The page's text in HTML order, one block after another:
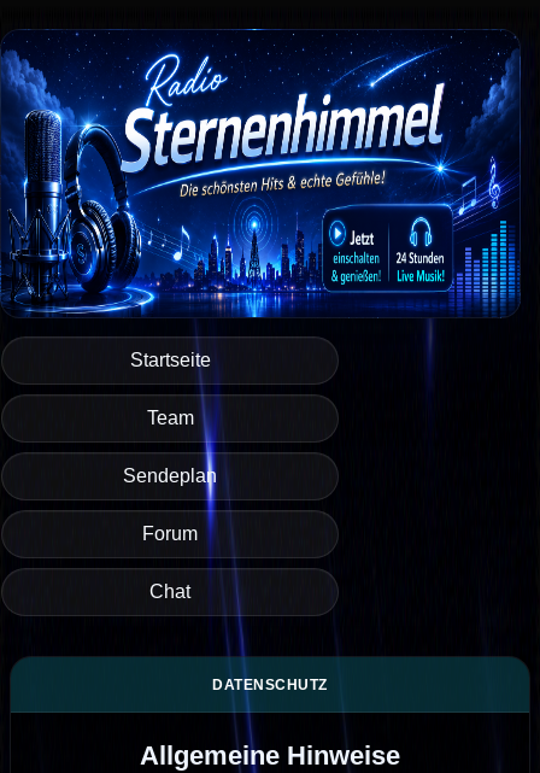
Startseite
Team
Sendeplan
Forum
Chat
Allgemeine Hinweise